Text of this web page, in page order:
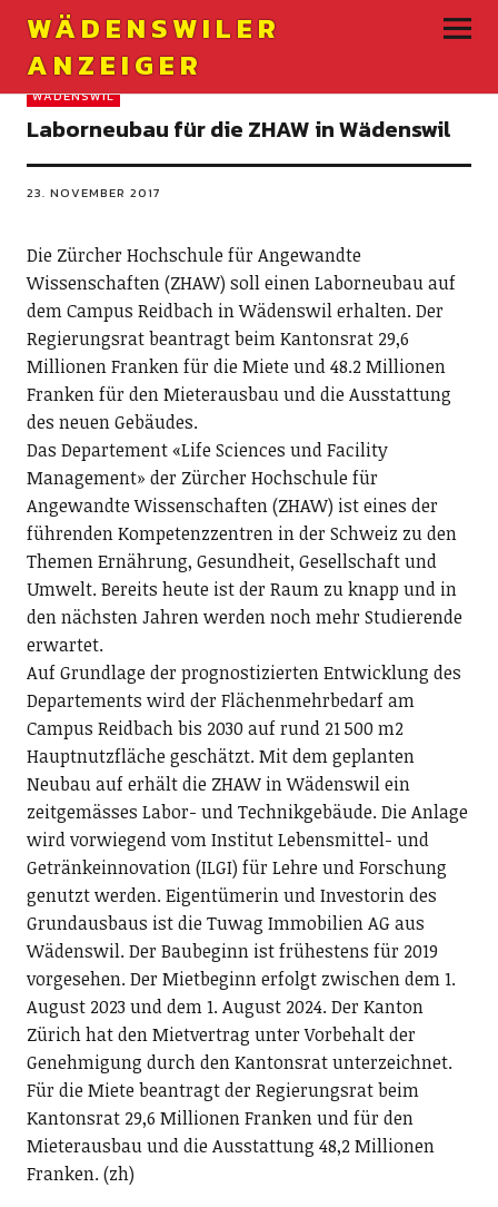
WÄDENSWILER
ANZEIGER
WÄDENSWIL
Laborneubau für die ZHAW in Wädenswil
23. NOVEMBER 2017
Die Zürcher Hochschule für Angewandte
Wissenschaften (ZHAW) soll einen Laborneubau auf
dem Campus Reidbach in Wädenswil erhalten. Der
Regierungsrat beantragt beim Kantonsrat 29,6
Millionen Franken für die Miete und 48.2 Millionen
Franken für den Mieterausbau und die Ausstattung
des neuen Gebäudes.
Das Departement «Life Sciences und Facility
Management» der Zürcher Hochschule für
Angewandte Wissenschaften (ZHAW) ist eines der
führenden Kompetenzzentren in der Schweiz zu den
Themen Ernährung, Gesundheit, Gesellschaft und
Umwelt. Bereits heute ist der Raum zu knapp und in
den nächsten Jahren werden noch mehr Studierende
erwartet.
Auf Grundlage der prognostizierten Entwicklung des
Departements wird der Flächenmehrbedarf am
Campus Reidbach bis 2030 auf rund 21 500 m2
Hauptnutzfläche geschätzt. Mit dem geplanten
Neubau auf erhält die ZHAW in Wädenswil ein
zeitgemässes Labor- und Technikgebäude. Die Anlage
wird vorwiegend vom Institut Lebensmittel- und
Getränkeinnovation (ILGI) für Lehre und Forschung
genutzt werden. Eigentümerin und Investorin des
Grundausbaus ist die Tuwag Immobilien AG aus
Wädenswil. Der Baubeginn ist frühestens für 2019
vorgesehen. Der Mietbeginn erfolgt zwischen dem 1.
August 2023 und dem 1. August 2024. Der Kanton
Zürich hat den Mietvertrag unter Vorbehalt der
Genehmigung durch den Kantonsrat unterzeichnet.
Für die Miete beantragt der Regierungsrat beim
Kantonsrat 29,6 Millionen Franken und für den
Mieterausbau und die Ausstattung 48,2 Millionen
Franken. (zh)